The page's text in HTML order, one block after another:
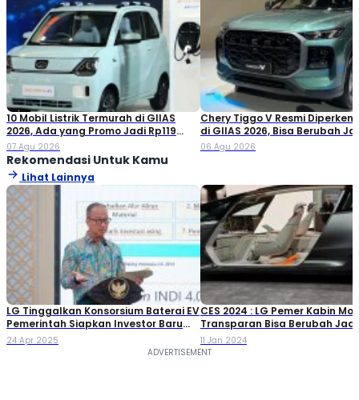
10 Mobil Listrik Termurah di GIIAS
2026, Ada yang Promo Jadi Rp119
Jutaan!
07 Agu 2026
Chery Tiggo V Resmi
di GIIAS 2026, Bisa Berubah
Double Cabin
06 Agu 2026
Rekomendasi Untuk Kamu
Lihat Lainnya
LG Tinggalkan Konsorsium Baterai EV
Pemerintah Siapkan Investor Baru
dari Cina
24 Apr 2025
CES 2024 : LG Pemer Kabin
Transparan Bisa Berubah Jadi
Bioskop Bahkan Konseling
11 Jan 2024